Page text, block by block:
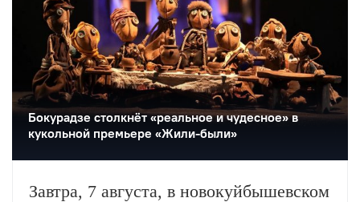
Бокурадзе столкнëт «реальное и чудесное» в
кукольной премьере «Жили-были»
Завтра, 7 августа, в новокуйбышевском